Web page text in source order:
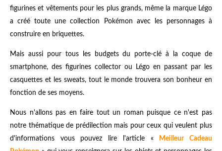
figurines et vêtements pour les plus grands, même la marque Légo
a créé toute une collection Pokémon avec les personnages à
construire en briquettes.
Mais aussi pour tous les budgets du porte-clé à la coque de
smartphone, des figurines collector ou Légo en passant par les
casquettes et les sweats, tout le monde trouvera son bonheur en
fonction de ses moyens.
Nous n'allons pas en faire tout un roman puisque ce n'est pas
notre thématique de prédilection mais pour ceux qui veulent plus
d'informations vous pouvez lire l'article «
Meilleur Cadeau